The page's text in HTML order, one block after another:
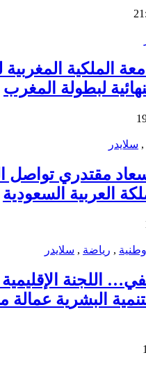
الملكية المغربية
لبطولة المغرب
, سلايدر
سعاد مقتدري تواصل
العربية السعودية
وطنية , رياضة , سلايدر
اللجنة الإقليمية
البشرية